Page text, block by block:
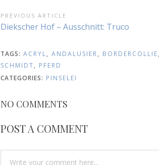
BEITRAGSNAVIGATION
PREVIOUS ARTICLE
Previous
Diekscher Hof – Ausschnitt: Truco
TAGS: ACRYL, ANDALUSIER, BORDERCOLLIE,
SCHMIDT, PFERD
CATEGORIES: PINSELEI
NO COMMENTS
POST A COMMENT